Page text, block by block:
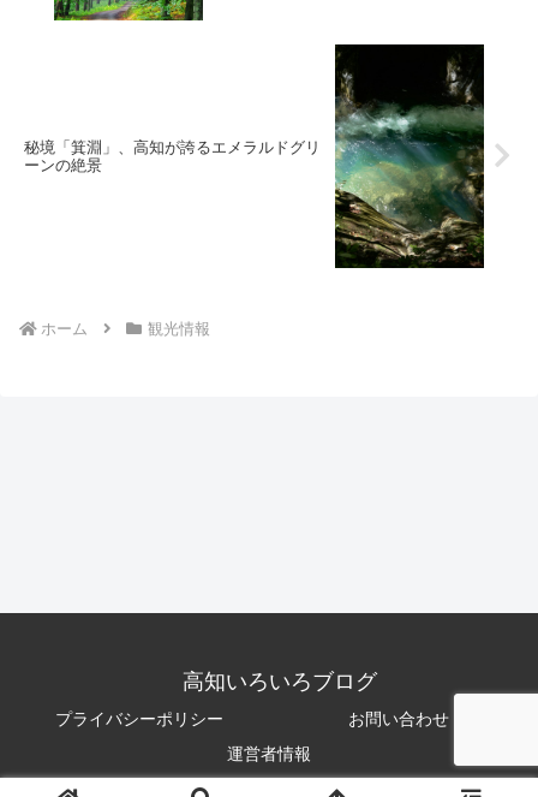
秘境「箕淵」、高知が誇るエメラルドグリ
ーンの絶景
ホーム 観光情報
高知いろいろブログ
プライバシーポリシー
お問い合わせ
運営者情報